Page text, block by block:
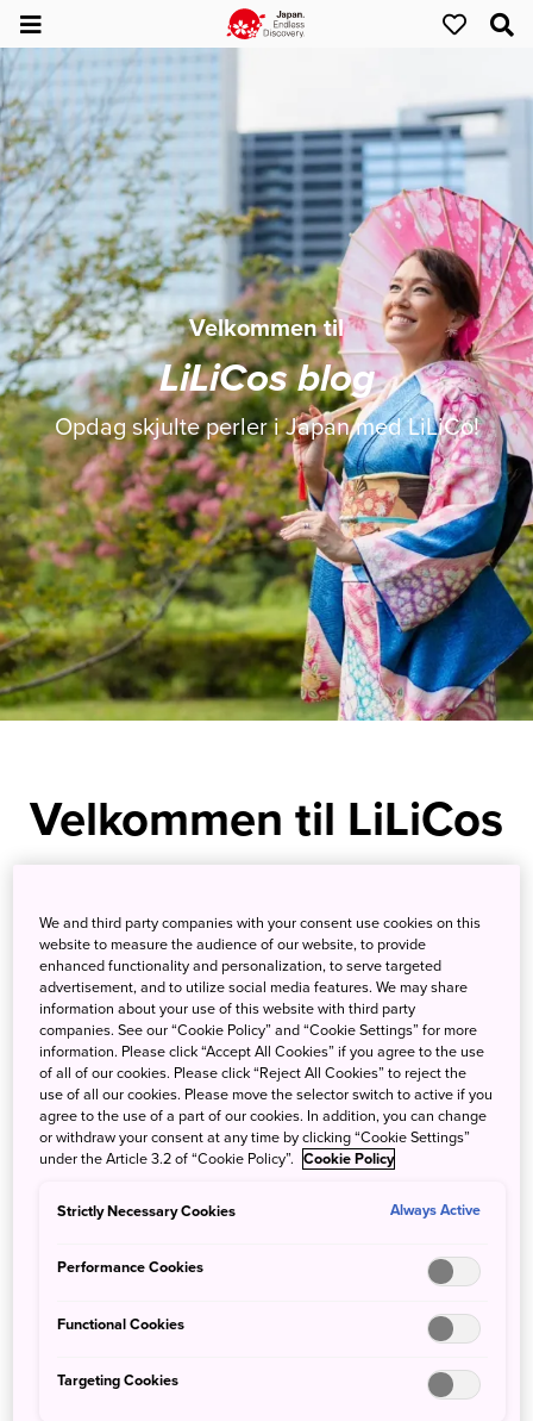
Velkommen til
LiLiCos blog
Opdag skjulte perler i Japan med LiLiCo!
Velkommen til LiLiCos
Hej! Hej!
Jeg hedder LiLiCo og er født og opvokset i
Stockholm. Jeg flyttede til Tokyo, da jeg var
18. Min mor er fra Japan, og min far er
svensk. Som barn elskede jeg, når der
hver måned blev leveret en stor pakke fra
skulle savne Japan, men jeg vidste også, at
japansk, da jeg var lille, kunne jeg i det
We and third party companies with your consent use cookies on this
website to measure the audience of our website, to provide
enhanced functionality and personalization, to serve targeted
advertisement, and to utilize social media features. We may share
information about your use of this website with third party
companies. See our “Cookie Policy” and “Cookie Settings” for more
information. Please click “Accept All Cookies” if you agree to the use
of all of our cookies. Please click “Reject All Cookies” to reject the
use of all our cookies. Please move the selector switch to active if you
agree to the use of a part of our cookies. In addition, you can change
or withdraw your consent at any time by clicking “Cookie Settings”
under the Article 3.2 of “Cookie Policy”. Cookie Policy
Strictly Necessary Cookies Always Active
Performance Cookies
Functional Cookies
Targeting Cookies